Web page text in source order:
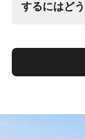
するにはど